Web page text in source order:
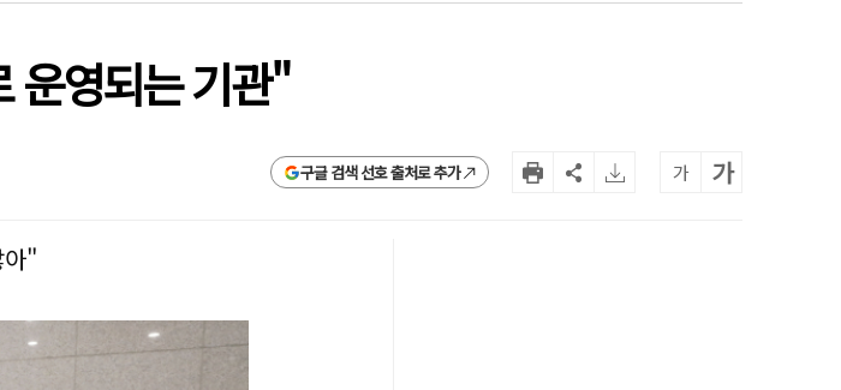
운영되는 기관"
구글 검색 선호 출처로 추가 가 가
"